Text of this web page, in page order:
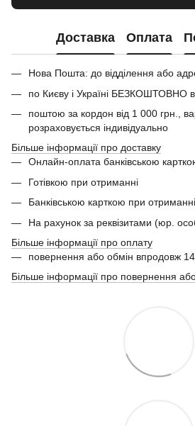
Доставка Оплата
Нова Пошта: до відділення або
по Києву і Україні БЕЗКОШТОВНО
поштою за кордон від 1 000 грн.,
розраховується індивідуально
Більше інформації про доставку
Онлайн-оплата банківською
Готівкою при отриманні
Банківською карткою при отриманні
На рахунок за реквізитами (юр.
Більше інформації про оплату
повернення або обмін впродовж 14
Більше інформації про повернення